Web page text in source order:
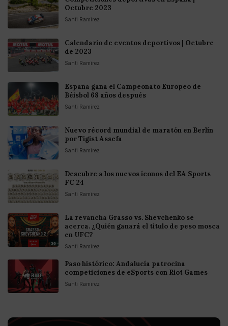
Octubre 2023
Santi Ramirez
Calendario de eventos deportivos | Octubre
de 2023
Santi Ramirez
España gana el Campeonato Europeo de
Béisbol 68 años después
Santi Ramirez
Nuevo récord mundial de maratón en Berlín
por Tigist Assefa
Santi Ramirez
Descubre a los nuevos íconos del EA Sports
FC 24
Santi Ramirez
La revancha Grasso vs. Shevchenko se
acerca. ¿Quién ganará el título de peso mosca
en UFC?
Santi Ramirez
Paso histórico: Andalucía patrocina
competiciones de eSports con Riot Games
Santi Ramirez